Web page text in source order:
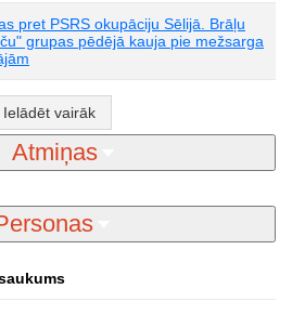
pret PSRS okupāciju Sēlijā. Brāļu
grupas pēdējā kauja pie mežsarga
Ielādēt vairāk
Atmiņas